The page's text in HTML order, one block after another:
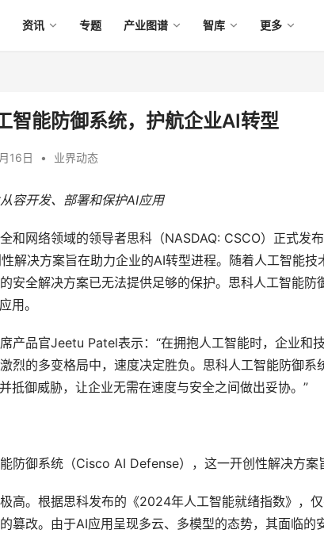
资讯 专题 产业图谱 智库 更多
智能防御系统，护航企业AI转型
16日 • 业界动态
容开发、部署和保护AI应用
和网络领域的领导者思科（NASDAQ: CSCO）正式发
解决方案旨在助力企业的AI转型进程。随着人工智能技
安全解决方案已无法提供足够的保护。思科人工智能防
用。
产品官Jeetu Patel表示：“在拥抱人工智能时，企业和
烈的多变格局中，速度决定胜负。思科人工智能防御系
抵御威胁，让企业无需在速度与安全之间做出妥协。”
防御系统（Cisco AI Defense），这一开创性解决方案
高。根据思科发布的《2024年人工智能就绪指数》，
篡改。由于AI应用呈现多云、多模型的态势，其面临的